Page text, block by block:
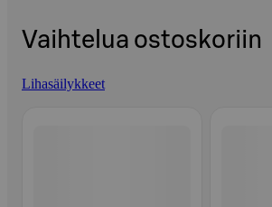
Vaihtelua ostoskoriin
Lihasäilykkeet